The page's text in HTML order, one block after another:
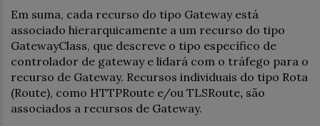
Em suma, cada recurso do tipo Gateway está
associado hierarquicamente a um recurso do tipo
GatewayClass, que descreve o tipo específico de
controlador de gateway e lidará com o tráfego para o
recurso de Gateway. Recursos individuais do tipo Rota
(Route), como HTTPRoute e/ou TLSRoute, são
associados a recursos de Gateway.